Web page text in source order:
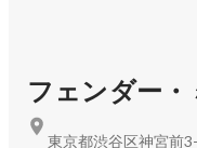
採用サイト：https://
fender-jp
ECサイト：https://
フェンダー
東京都渋谷区神宮前